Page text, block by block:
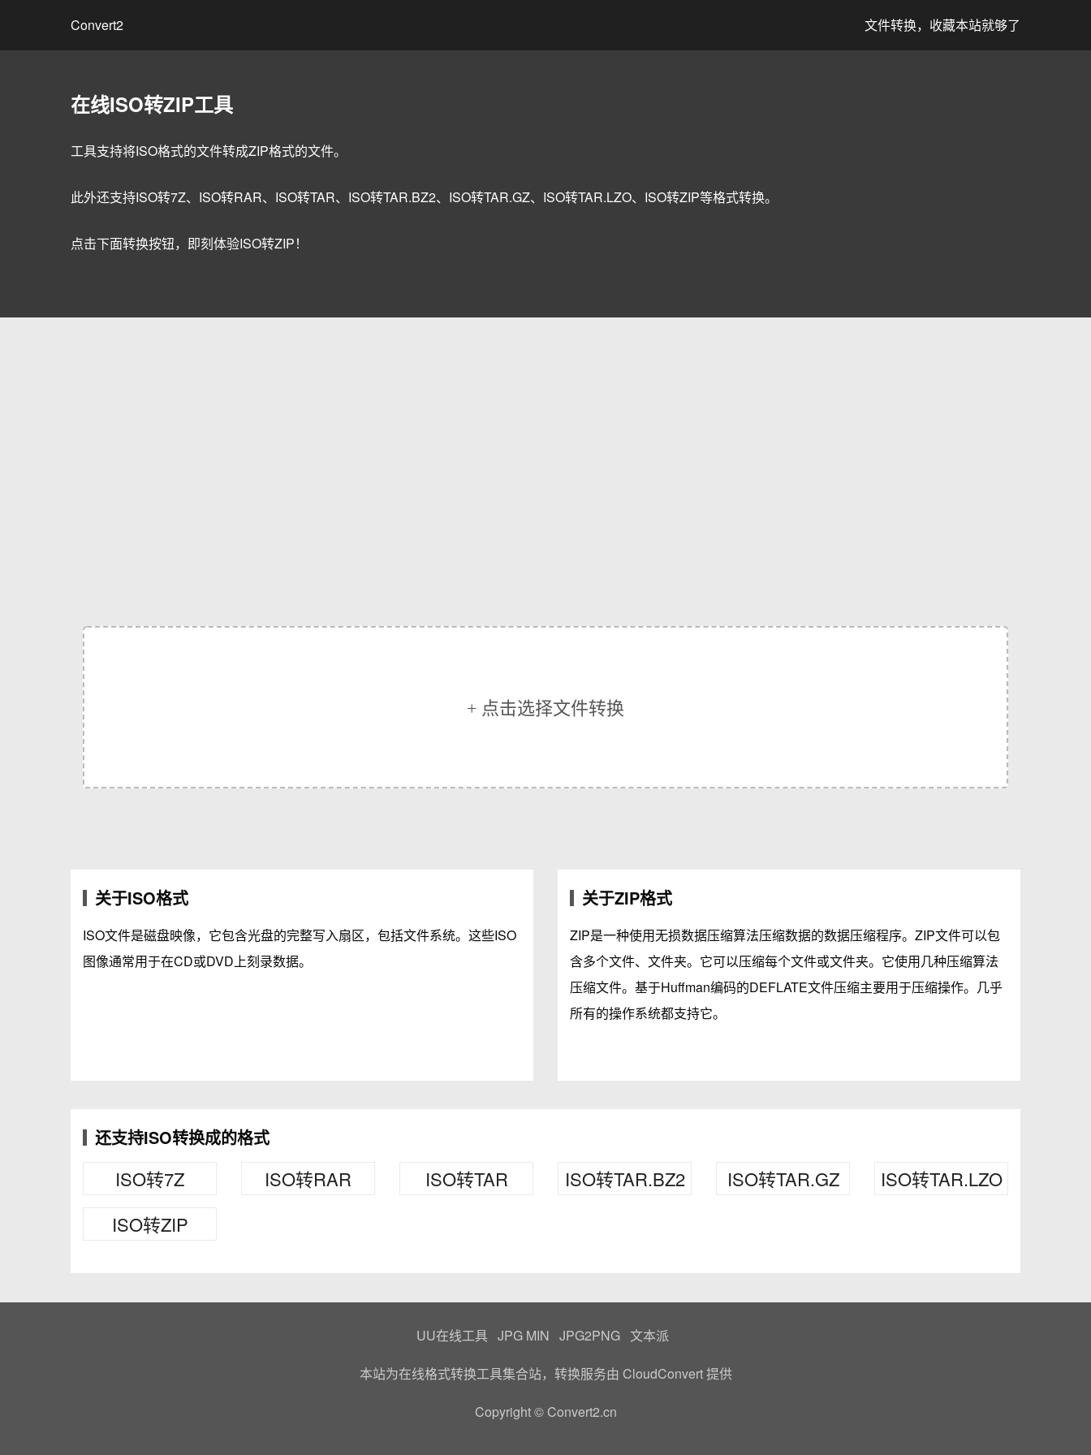
Convert2 文件转换，收藏本站就够了
在线ISO转ZIP工具
工具支持将ISO格式的文件转成ZIP格式的文件。
此外还支持ISO转7Z、ISO转RAR、ISO转TAR、ISO转TAR.BZ2、ISO转TAR.GZ、ISO转TAR.LZO、ISO转ZIP等格式转换。
点击下面转换按钮，即刻体验ISO转ZIP！
+ 点击选择文件转换
关于ISO格式
ISO文件是磁盘映像，它包含光盘的完整写入扇区，包括文件系统。这些ISO
图像通常用于在CD或DVD上刻录数据。
关于ZIP格式
ZIP是一种使用无损数据压缩算法压缩数据的数据压缩程序。ZIP文件可以包
含多个文件、文件夹。它可以压缩每个文件或文件夹。它使用几种压缩算法
压缩文件。基于Huffman编码的DEFLATE文件压缩主要用于压缩操作。几乎
所有的操作系统都支持它。
还支持ISO转换成的格式
ISO转7Z ISO转RAR ISO转TAR ISO转TAR.BZ2 ISO转TAR.GZ
ISO转TAR.LZO
ISO转ZIP
UU在线工具 JPG MIN JPG2PNG 文本派
本站为在线格式转换工具集合站，转换服务由 CloudConvert提供
Copyright © Convert2.cn